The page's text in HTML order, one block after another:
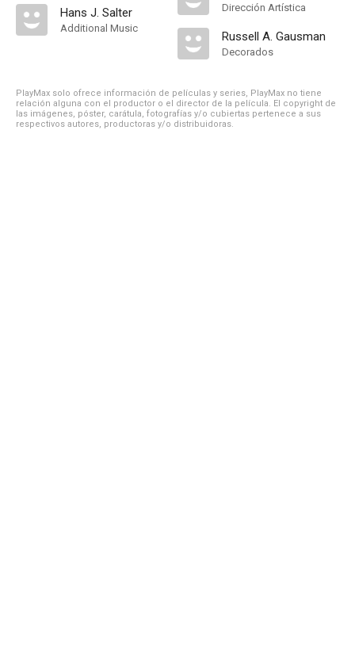
Hans J. Salter
Additional Music
Dirección Artística
Russell A. Gausman
Decorados
PlayMax solo ofrece información de películas y series, PlayMax no tiene
relación alguna con el productor o el director de la película. El copyright de
las imágenes, póster, carátula, fotografías y/o cubiertas pertenece a sus
respectivos autores, productoras y/o distribuidoras.